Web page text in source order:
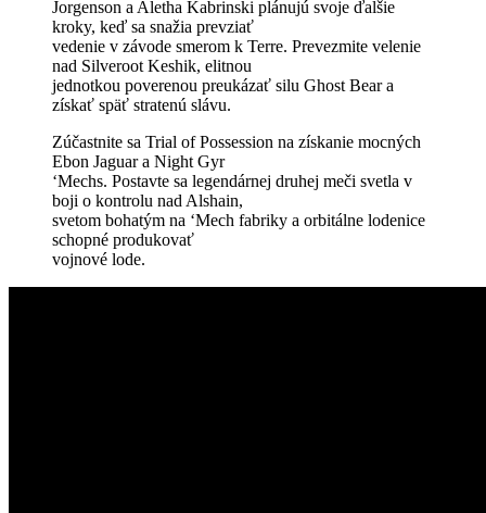
Jorgenson a Aletha Kabrinski plánujú svoje ďalšie
kroky, keď sa snažia prevziať
vedenie v závode smerom k Terre. Prevezmite velenie
nad Silveroot Keshik, elitnou
jednotkou poverenou preukázať silu Ghost Bear a
získať späť stratenú slávu.
Zúčastnite sa Trial of Possession na získanie mocných
Ebon Jaguar a Night Gyr
‘Mechs. Postavte sa legendárnej druhej meči svetla v
boji o kontrolu nad Alshain,
svetom bohatým na ‘Mech fabriky a orbitálne lodenice
schopné produkovať
vojnové lode.